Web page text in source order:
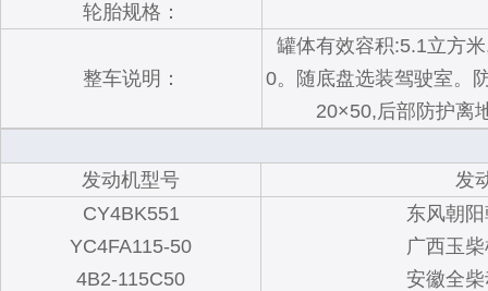
轮胎规格：
整车说明：
罐体有效容积:5.1立方
0。随底盘选装驾驶室。
20×50,后部防护离
发动机型号
发
CY4BK551
YC4FA115-50
4B2-115C50
东风朝
广西玉
安徽全